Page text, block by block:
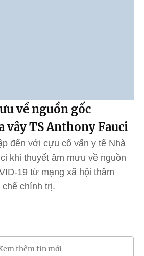
về nguồn gốc
vây TS Anthony Fauci
đến với cựu cố vấn y tế Nhà
khi thuyết âm mưu về nguồn
19 từ mạng xã hội thâm
chính trị.
thêm tin mới